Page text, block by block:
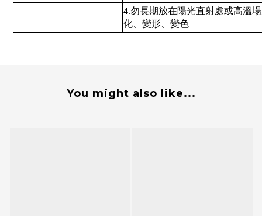
4.勿長期放在陽光直射處或高溫
化、變形、變色
You might also like...